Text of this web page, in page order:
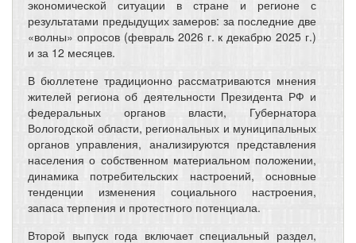
экономической ситуации в стране и регионе с
результатами предыдущих замеров: за последние две
«волны» опросов (февраль 2026 г. к декабрю 2025 г.)
и за 12 месяцев.
В бюллетене традиционно рассматриваются мнения
жителей региона об деятельности Президента РФ и
федеральных органов власти, Губернатора
Вологодской области, региональных и муниципальных
органов управления, анализируются представления
населения о собственном материальном положении,
динамика потребительских настроений, основные
тенденции изменения социального настроения,
запаса терпения и протестного потенциала.
Второй выпуск года включает специальный раздел,